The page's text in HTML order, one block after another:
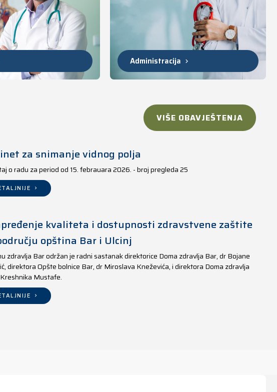
Administracija
VIŠE OBAVJEŠTENJA
za snimanje vidnog polja
o radu za period od 15. febrauara 2026. - broj pregleda 25
kvaliteta i dostupnosti zdravstvene zaštite
opština Bar i Ulcinj
zdravlja Bar održan je radni sastanak direktorice Doma zdravlja Bar, dr Bojane
direktora Opšte bolnice Bar, dr Miroslava Kneževića, i direktora Doma zdravlja
Mustafe.